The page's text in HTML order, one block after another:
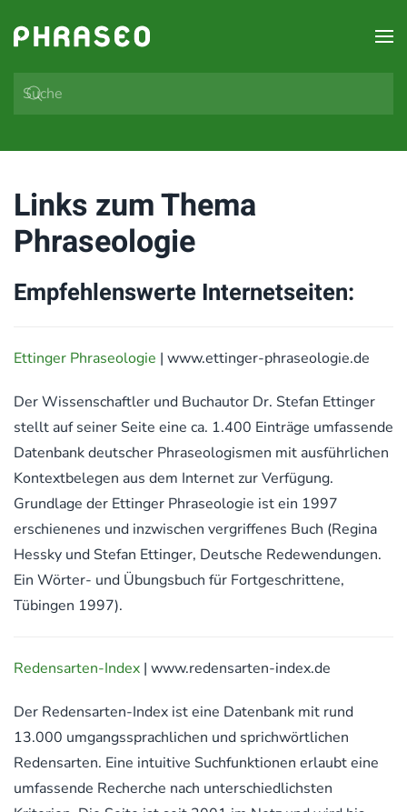
Zum Hauptinhalt springen
Links zum Thema
Phraseologie
Empfehlenswerte Internetseiten:
Ettinger Phraseologie | www.ettinger-phraseologie.de
Der Wissenschaftler und Buchautor Dr. Stefan Ettinger
stellt auf seiner Seite eine ca. 1.400 Einträge umfassende
Datenbank deutscher Phraseologismen mit ausführlichen
Kontextbelegen aus dem Internet zur Verfügung.
Grundlage der Ettinger Phraseologie ist ein 1997
erschienenes und inzwischen vergriffenes Buch (Regina
Hessky und Stefan Ettinger, Deutsche Redewendungen.
Ein Wörter- und Übungsbuch für Fortgeschrittene,
Tübingen 1997).
Redensarten-Index | www.redensarten-index.de
Der Redensarten-Index ist eine Datenbank mit rund
13.000 umgangssprachlichen und sprichwörtlichen
Redensarten. Eine intuitive Suchfunktionen erlaubt eine
umfassende Recherche nach unterschiedlichsten